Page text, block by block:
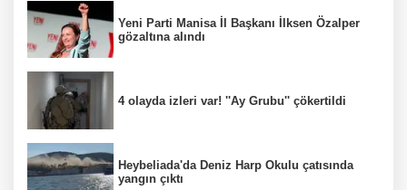
Yeni Parti Manisa İl Başkanı İlksen Özalper
gözaltına alındı
4 olayda izleri var! ''Ay Grubu'' çökertildi
Heybeliada'da Deniz Harp Okulu çatısında
yangın çıktı